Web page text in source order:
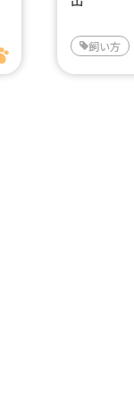
飼い方